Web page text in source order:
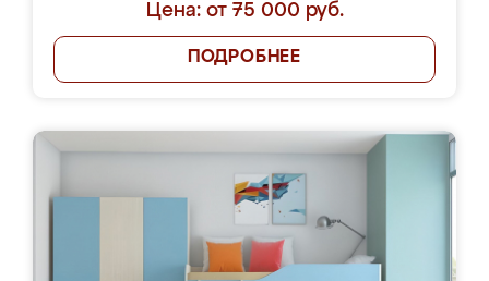
Цена: от 75 000 руб.
ПОДРОБНЕЕ